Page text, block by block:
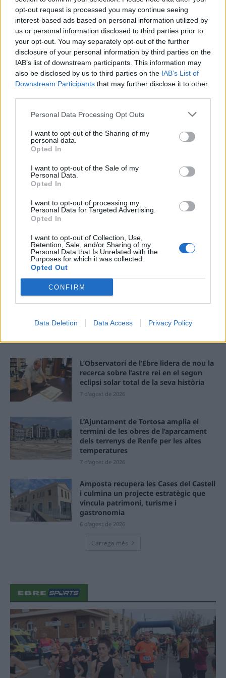
opt-out request is processed you may continue seeing
interest-based ads based on personal information utilized by
us or personal information disclosed to third parties prior to
your opt-out. You may separately opt-out of the further
disclosure of your personal information by third parties on the
IAB’s list of downstream participants. This information may
also be disclosed by us to third parties on the IAB’s List of
Downstream Participants that may further disclose it to other
Personal Data Processing Opt Outs
I want to opt-out of the Sharing of my
personal data.
Opted In
I want to opt-out of the Sale of my
Personal Data.
Opted In
I want to opt-out of processing my
Personal Data for Targeted Advertising.
Opted In
I want to opt-out of Collection, Use,
Retention, Sale, and/or Sharing of my
Personal Data that Is Unrelated with the
Purposes for which it was collected.
Opted Out
CONFIRM
Data Deletion Data Access Privacy Policy
Deseu el meu nom, el correu electrònic i el lloc web en
aquest navegador per a la propera vegada que comenti.
ÚLTIMES NOTÍCIES
El Meteocat activa un dispositiu per
l’atmosfera
L’Observatori de l’Ebre lidera de nou la
recerca sobre l’astre rei en el segon
eclipsi solar total de la seva història
7 d'agost de 2026
L’Ajuntament de Tortosa amplia el
termini de les obres de l’aparcament
dels terrenys de Renfe per les altes
temperatures
7 d'agost de 2026
Amposta recupera les Cases del Castell
i culmina un projecte estratègic que
vincula patrimoni, turisme i
gastronomia
6 d'agost de 2026
Carrega més